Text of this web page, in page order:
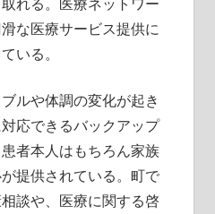
な医療サービス提供に
いる。
ルや体調の変化が起き
応できるバックアップ
者本人はもちろん家族
提供されている。町で
談や、医療に関する啓